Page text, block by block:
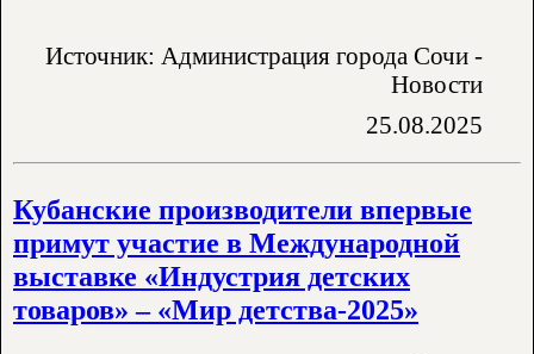
Источник: Администрация города Сочи -
Новости
25.08.2025
Кубанские производители впервые
примут участие в Международной
выставке «Индустрия детских
товаров» – «Мир детства-2025»